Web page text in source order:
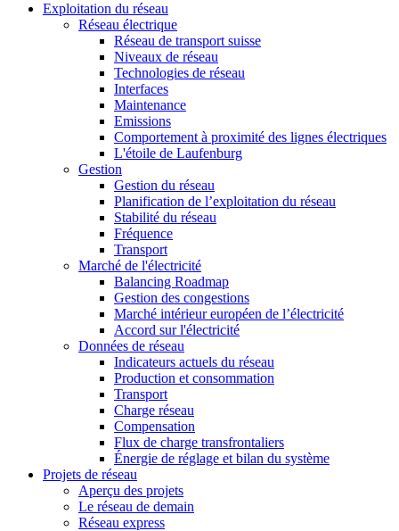
Exploitation du réseau
Réseau électrique
Réseau de transport suisse
Niveaux de réseau
Technologies de réseau
Interfaces
Maintenance
Emissions
Comportement à proximité des lignes électriques
L'étoile de Laufenburg
Gestion
Gestion du réseau
Planification de l’exploitation du réseau
Stabilité du réseau
Fréquence
Transport
Marché de l'électricité
Balancing Roadmap
Gestion des congestions
Marché intérieur européen de l’électricité
Accord sur l'électricité
Données de réseau
Indicateurs actuels du réseau
Production et consommation
Transport
Charge réseau
Compensation
Flux de charge transfrontaliers
Énergie de réglage et bilan du système
Projets de réseau
Aperçu des projets
Le réseau de demain
Réseau express